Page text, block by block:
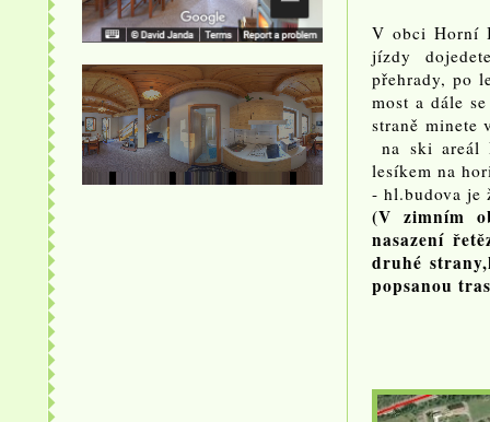
V obci Horní
jízdy
přehrady, po
most a dále
straně minete
na ski areál
lesíkem na
- hl.budova je
(V zimním
nasazení
druhé
popsanou